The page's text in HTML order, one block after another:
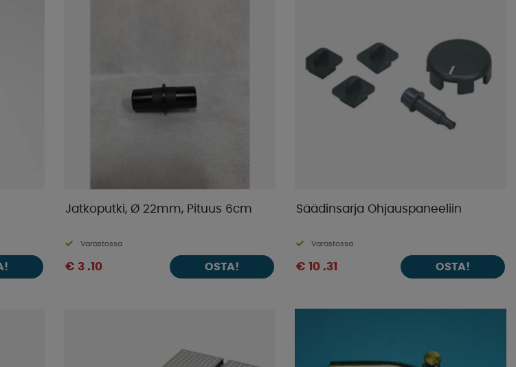
Jatkoputki, Ø 22mm, Pituus 6cm
Varastossa
€ 3 .10 OSTA!
Säädinsarja Ohjauspaneeliin
Varastossa
€ 10 .31 OSTA!